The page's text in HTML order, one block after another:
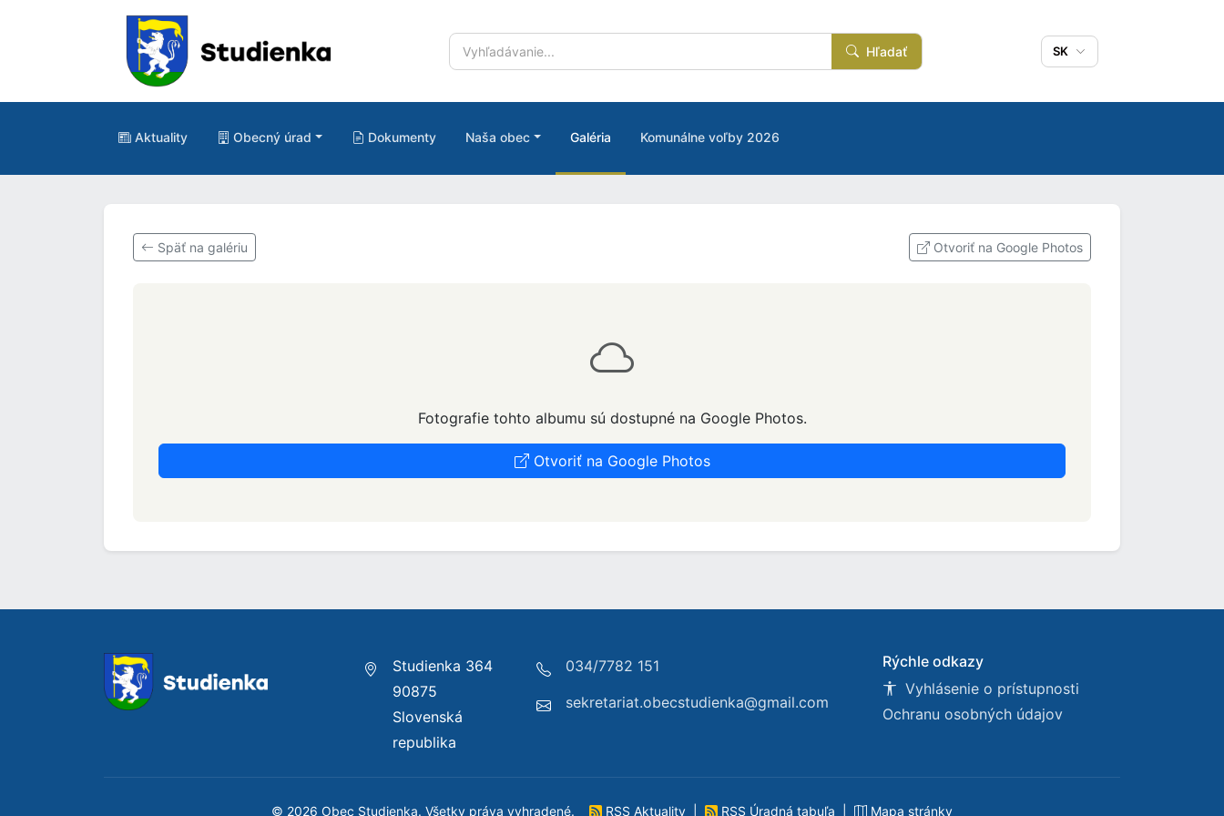
Hľadať SK
Aktuality Obecný úrad Dokumenty Naša obec Galéria Komunálne voľby 2026
Späť na galériu Otvoriť na Google Photos
Fotografie tohto albumu sú dostupné na Google Photos.
Otvoriť na Google Photos
Studienka 364
90875
Slovenská
republika
034/7782 151
sekretariat.obecstudienka@gmail.com
Rýchle odkazy
Vyhlásenie o prístupnosti
Ochranu osobných údajov
© 2026 Obec Studienka. Všetky práva vyhradené. RSS Aktuality RSS Úradná tabuľa Mapa stránky